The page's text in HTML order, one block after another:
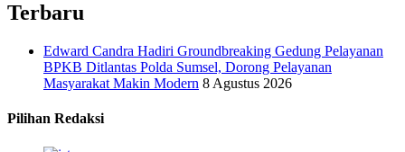
Terbaru
Edward Candra Hadiri Groundbreaking Gedung Pelayanan
BPKB Ditlantas Polda Sumsel, Dorong Pelayanan
Masyarakat Makin Modern 8 Agustus 2026
Pilihan Redaksi